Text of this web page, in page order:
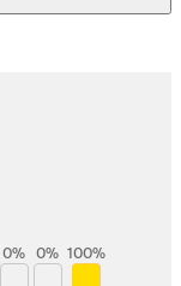
0% 0% 100%